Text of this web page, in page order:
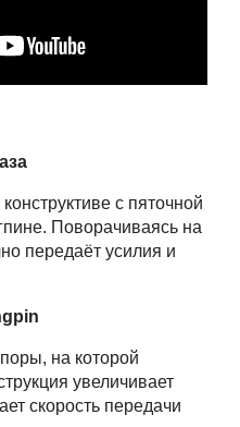
с пяточной
Поворачиваясь на
передаёт усилия и
на которой
увеличивает
скорость передачи